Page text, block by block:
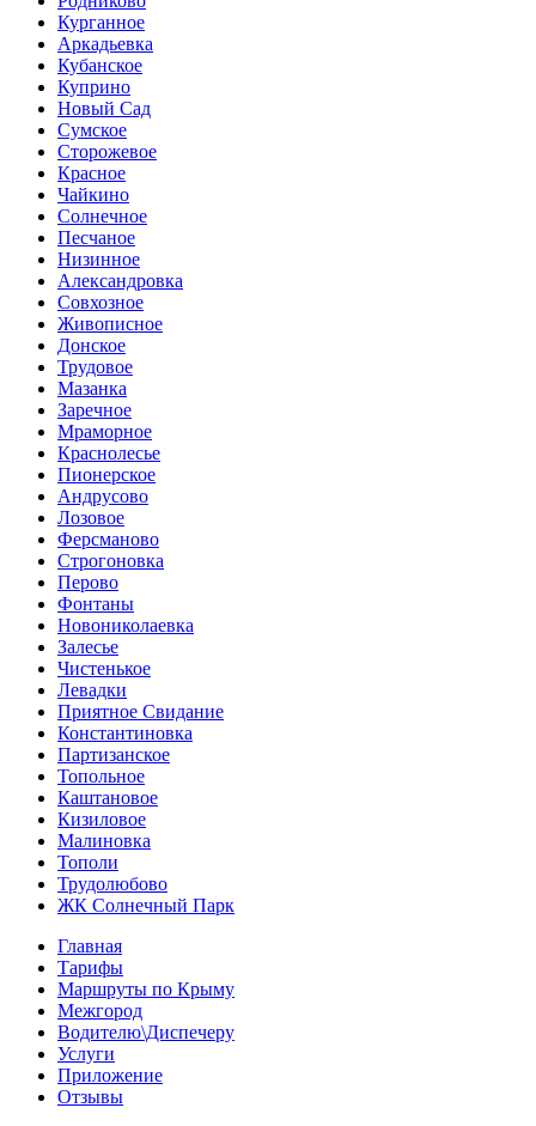
Курганное
Аркадьевка
Кубанское
Куприно
Новый Сад
Сумское
Сторожевое
Красное
Чайкино
Солнечное
Песчаное
Низинное
Александровка
Совхозное
Живописное
Донское
Трудовое
Мазанка
Заречное
Мраморное
Краснолесье
Пионерское
Андрусово
Лозовое
Ферсманово
Строгоновка
Перово
Фонтаны
Новониколаевка
Залесье
Чистенькое
Левадки
Приятное Свидание
Константиновка
Партизанское
Топольное
Каштановое
Кизиловое
Малиновка
Тополи
Трудолюбово
ЖК Солнечный Парк
Главная
Тарифы
Маршруты по Крыму
Межгород
Водителю\Диспечеру
Услуги
Приложение
Отзывы